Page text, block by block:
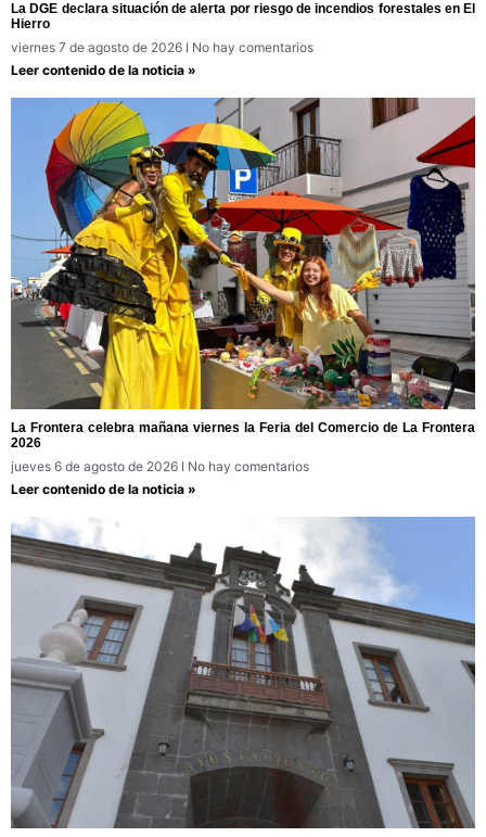
La DGE declara situación de alerta por riesgo de incendios forestales en El
Hierro
viernes 7 de agosto de 2026
No hay comentarios
Leer contenido de la noticia »
La Frontera celebra mañana viernes la Feria del Comercio de La Frontera
2026
jueves 6 de agosto de 2026
No hay comentarios
Leer contenido de la noticia »